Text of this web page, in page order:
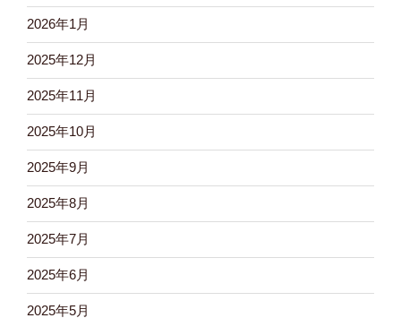
2026年1月
2025年12月
2025年11月
2025年10月
2025年9月
2025年8月
2025年7月
2025年6月
2025年5月